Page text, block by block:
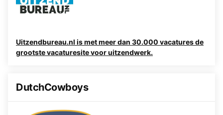
Uitzendbureau.nl is met meer dan 30.000 vacatures de
grootste vacaturesite voor uitzendwerk.
DutchCowboys